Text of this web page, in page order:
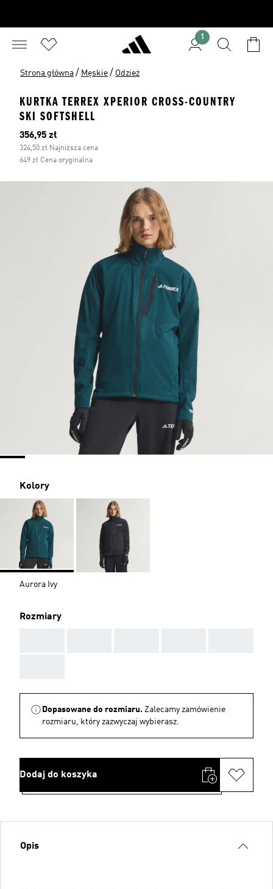
1
Strona główna / Męskie / Odzież
KURTKA TERREX XPERIOR CROSS-COUNTRY
SKI SOFTSHELL
Bieżąca cena
356,95 zł
324,50 zł Najniższa cena
649 zł Cena oryginalna
Kolory
Aurora Ivy
Rozmiary
Dopasowane do rozmiaru. Zalecamy zamówienie
rozmiaru, który zazwyczaj wybierasz.
Dodaj do koszyka
Opis